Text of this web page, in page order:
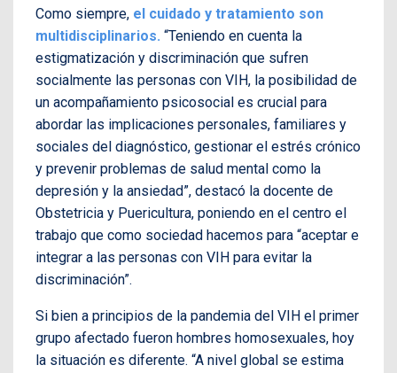
Como siempre, el cuidado y tratamiento son
multidisciplinarios. “Teniendo en cuenta la
estigmatización y discriminación que sufren
socialmente las personas con VIH, la posibilidad de
un acompañamiento psicosocial es crucial para
abordar las implicaciones personales, familiares y
sociales del diagnóstico, gestionar el estrés crónico
y prevenir problemas de salud mental como la
depresión y la ansiedad”, destacó la docente de
Obstetricia y Puericultura, poniendo en el centro el
trabajo que como sociedad hacemos para “aceptar e
integrar a las personas con VIH para evitar la
discriminación”.
Si bien a principios de la pandemia del VIH el primer
grupo afectado fueron hombres homosexuales, hoy
la situación es diferente. “A nivel global se estima